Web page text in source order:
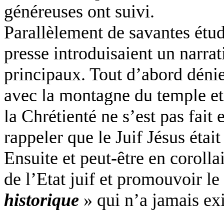
généreuses ont suivi.
Parallèlement de savantes
presse introduisaient un
principaux. Tout d’abord
avec la montagne du temple
la Chrétienté ne s’est pas fait
rappeler que le Juif Jésus
Ensuite et peut-être en
de l’Etat juif et promouvoir
historique » qui n’a jamais